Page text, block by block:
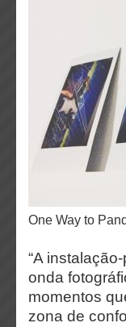
One Way to
“A
onda
momentos
zona de